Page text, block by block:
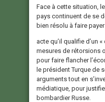
Face à cette situation,
pays continuent de se
bien résolu à faire
acte qu’il qualifie d’un
mesures de rétorsions
pour faire flancher
le président Turque de
arguments tout en
médiatique, pour
bombardier Russe.